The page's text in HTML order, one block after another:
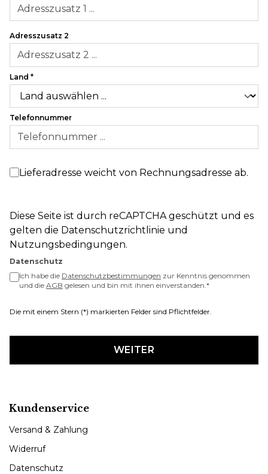
Adresszusatz 2
Land *
Telefonnummer
Lieferadresse weicht von Rechnungsadresse ab.
Diese Seite ist durch reCAPTCHA geschützt und es
gelten die Datenschutzrichtlinie und
Nutzungsbedingungen.
Datenschutz
Ich habe die Datenschutzbestimmungen zur Kenntnis genommen
und die AGB gelesen und bin mit ihnen einverstanden. *
Die mit einem Stern (*) markierten Felder sind Pflichtfelder.
WEITER
Kundenservice
Versand & Zahlung
Widerruf
Datenschutz